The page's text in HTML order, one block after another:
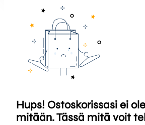
Hups! Ostoskorissasi ei
mitään. Tässä mitä voit